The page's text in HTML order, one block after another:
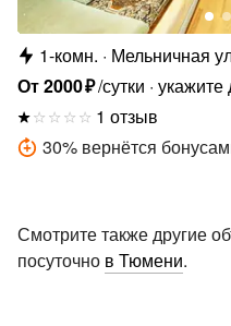
1-комн.
Мельничная
От2000₽/сутки укажите
1 отзыв
30% вернётся
Смотрите также другие
посуточно в Тюмени.